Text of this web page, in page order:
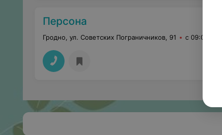
Персона
Гродно, ул. Советских Пограничников, 91 с 09:00